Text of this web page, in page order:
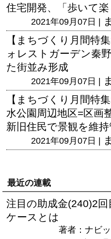
住宅開発、「歩いて
2021年09月07日 |
【まちづくり月間特
ォレストガーデン秦
た街並み形成
2021年09月07日 |
【まちづくり月間特
水公園周辺地区=区画
新旧住民で景観を維持
2021年09月07日 |
最近の連載
注目の助成金(240)2
ケースとは
著者：ナビ